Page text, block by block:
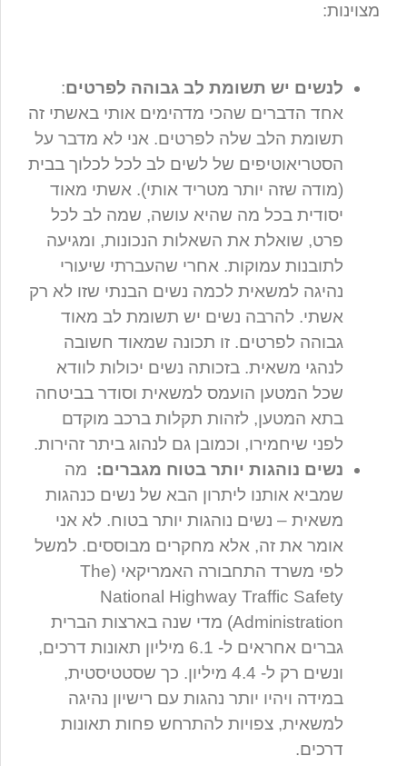
מצוינות:
לנשים יש תשומת לב גבוהה לפרטים:
אחד הדברים שהכי מדהימים אותי באשתי זה
תשומת הלב שלה לפרטים. אני לא מדבר על
הסטריאוטיפים של לשים לב לכל לכלוך בבית
(מודה שזה יותר מטריד אותי). אשתי מאוד
יסודית בכל מה שהיא עושה, שמה לב לכל
פרט, שואלת את השאלות הנכונות, ומגיעה
לתובנות עמוקות. אחרי שהעברתי שיעורי
נהיגה למשאית לכמה נשים הבנתי שזו לא רק
אשתי. להרבה נשים יש תשומת לב מאוד
גבוהה לפרטים. זו תכונה שמאוד חשובה
לנהגי משאית. בזכותה נשים יכולות לוודא
שכל המטען הועמס למשאית וסודר בביטחה
בתא המטען, לזהות תקלות ברכב מוקדם
לפני שיחמירו, וכמובן גם לנהוג ביתר זהירות.
נשים נוהגות יותר בטוח מגברים: מה
שמביא אותנו ליתרון הבא של נשים כנהגות
משאית – נשים נוהגות יותר בטוח. לא אני
אומר את זה, אלא מחקרים מבוססים. למשל
לפי משרד התחבורה האמריקאי (The
National Highway Traffic Safety
Administration) מדי שנה בארצות הברית
גברים אחראים ל- 6.1 מיליון תאונות דרכים,
ונשים רק ל- 4.4 מיליון. כך שסטטיסטית,
במידה ויהיו יותר נהגות עם רישיון נהיגה
למשאית, צפויות להתרחש פחות תאונות
דרכים.